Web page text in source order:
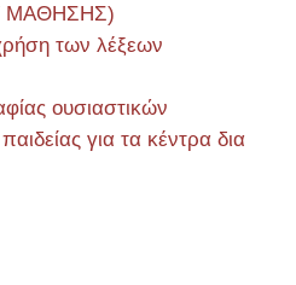
ΜΑΘΗΣΗΣ)
των λέξεων
ουσιαστικών
για τα κέντρα δια